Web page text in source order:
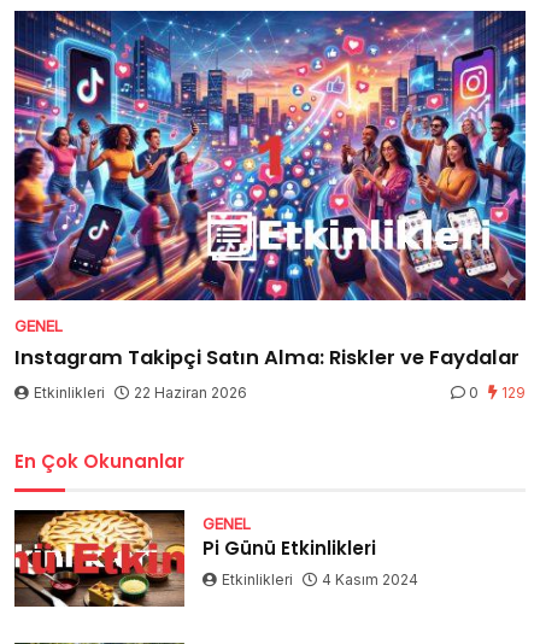
GENEL
Instagram Takipçi Satın Alma: Riskler ve Faydalar
Etkinlikleri 22 Haziran 2026 0 129
En Çok Okunanlar
GENEL
Pi Günü Etkinlikleri
Etkinlikleri 4 Kasım 2024